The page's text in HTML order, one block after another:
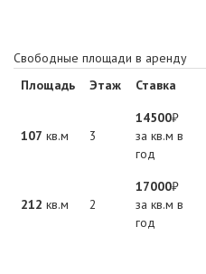
Свободные площади в аренду
Площадь
Этаж Ставка
107 кв.м 3
14500₽
за кв.м в
год
212 кв.м 2
17000₽
за кв.м в
год